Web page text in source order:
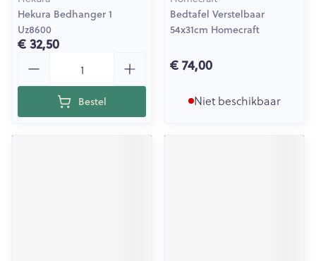
Hekura Bedhanger 1
Uz8600
€ 32,50
Bestel
Bedtafel Verstelbaar
54x31cm Homecraft
€ 74,00
Niet beschikbaar